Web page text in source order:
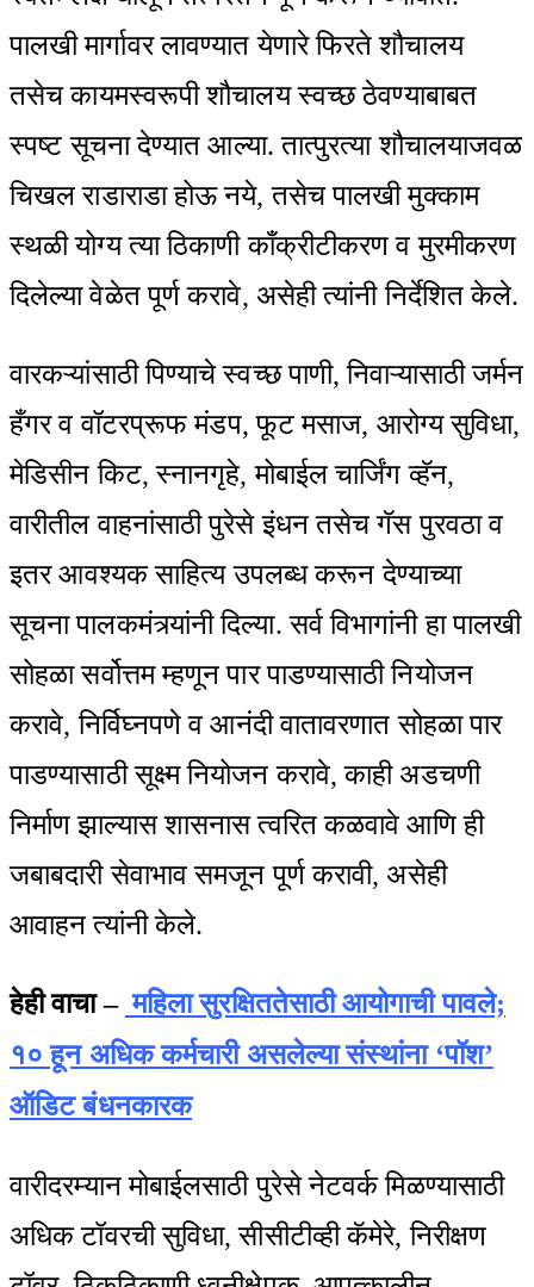
पालखी मार्गावर लावण्यात येणारे फिरते शौचालय
तसेच कायमस्वरूपी शौचालय स्वच्छ ठेवण्याबाबत
स्पष्ट सूचना देण्यात आल्या. तात्पुरत्या शौचालयाजवळ
चिखल राडाराडा होऊ नये, तसेच पालखी मुक्काम
स्थळी योग्य त्या ठिकाणी काँक्रीटीकरण व मुरमीकरण
दिलेल्या वेळेत पूर्ण करावे, असेही त्यांनी निर्देशित केले.
वारकऱ्यांसाठी पिण्याचे स्वच्छ पाणी, निवाऱ्यासाठी जर्मन
हँगर व वॉटरप्रूफ मंडप, फूट मसाज, आरोग्य सुविधा,
मेडिसीन किट, स्नानगृहे, मोबाईल चार्जिंग व्हॅन,
वारीतील वाहनांसाठी पुरेसे इंधन तसेच गॅस पुरवठा व
इतर आवश्यक साहित्य उपलब्ध करून देण्याच्या
सूचना पालकमंत्र्यांनी दिल्या. सर्व विभागांनी हा पालखी
सोहळा सर्वोत्तम म्हणून पार पाडण्यासाठी नियोजन
करावे, निर्विघ्नपणे व आनंदी वातावरणात सोहळा पार
पाडण्यासाठी सूक्ष्म नियोजन करावे, काही अडचणी
निर्माण झाल्यास शासनास त्वरित कळवावे आणि ही
जबाबदारी सेवाभाव समजून पूर्ण करावी, असेही
आवाहन त्यांनी केले.
हेही वाचा – महिला सुरक्षिततेसाठी आयोगाची पावले;
१० हून अधिक कर्मचारी असलेल्या संस्थांना ‘पॉश’
ऑडिट बंधनकारक
वारीदरम्यान मोबाईलसाठी पुरेसे नेटवर्क मिळण्यासाठी
अधिक टॉवरची सुविधा, सीसीटीव्ही कॅमेरे, निरीक्षण